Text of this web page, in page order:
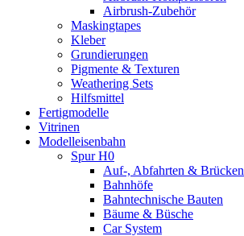
Airbrush-Zubehör
Maskingtapes
Kleber
Grundierungen
Pigmente & Texturen
Weathering Sets
Hilfsmittel
Fertigmodelle
Vitrinen
Modelleisenbahn
Spur H0
Auf-, Abfahrten & Brücken
Bahnhöfe
Bahntechnische Bauten
Bäume & Büsche
Car System